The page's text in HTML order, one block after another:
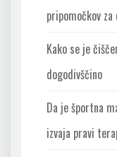
pripomočkov
Kako se je
dogodivščino
Da je športna
izvaja pravi